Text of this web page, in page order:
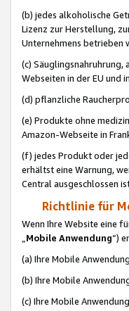
(b) jedes alkoholische
Lizenz zur Herstellung,
Unternehmens betrieben
(c)
Webseiten in der EU und
(d) pflanzliche
(e) Produkte ohne
Amazon-Webseite in
(f) jedes Produkt oder
erhältst eine Warnung,
Central ausgeschlossen
Richtlinie für
Wenn Ihre Website eine
„Mobile Anwendung“)
(a) Ihre Mobile
(b) Ihre Mobile
(c) Ihre Mobile